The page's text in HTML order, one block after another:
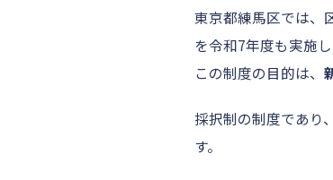
東京都練馬区では、
を令和7年度も実施し
この制度の目的は、
採択制の制度であり
す。